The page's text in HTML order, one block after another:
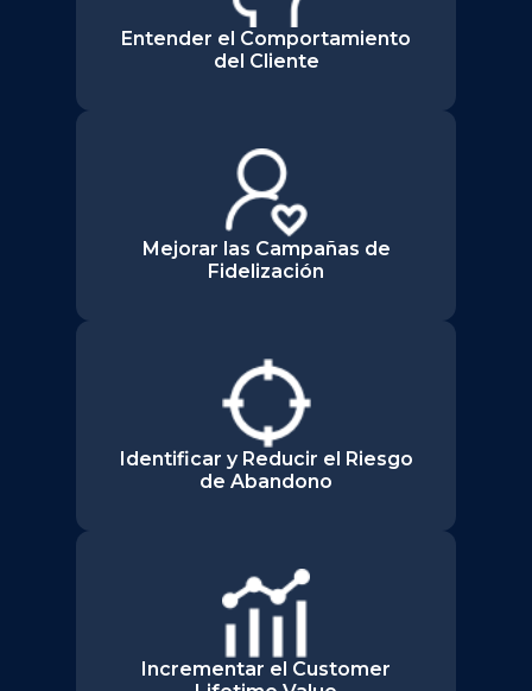
Entender el Comportamiento
del Cliente
Mejorar las Campañas de
Fidelización
Identificar y Reducir el Riesgo
de Abandono
Incrementar el Customer